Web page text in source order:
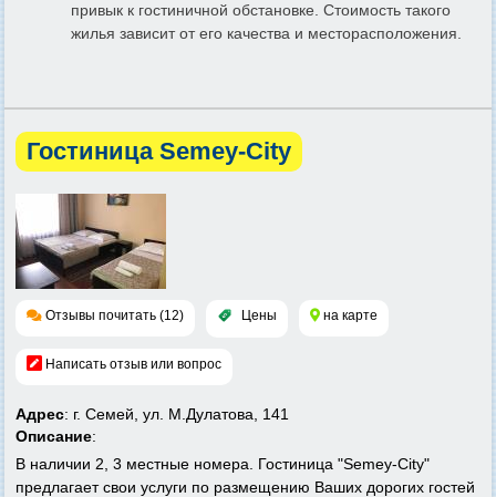
привык к гостиничной обстановке. Стоимость такого
жилья зависит от его качества и месторасположения.
Гостиница Semey-City
Отзывы почитать (12) Цены на карте
Написать отзыв или вопрос
Адрес: г. Семей, ул. М.Дулатова, 141
Описание:
В наличии 2, 3 местные номера. Гостиница "Semey-City"
предлагает свои услуги по размещению Ваших дорогих гостей